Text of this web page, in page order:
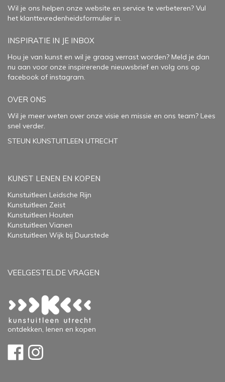
Wil je ons helpen onze website en service te verbeteren? Vul
het klanttevredenheidsformulier in.
INSPIRATIE IN JE INBOX
Hou je van kunst en wil je graag verrast worden? Meld je dan
nu aan voor onze inspirerende nieuwsbrief en volg ons op
facebook of instagram.
OVER ONS
Wil je meer weten over onze visie en missie en ons team? Lees
snel verder.
STEUN KUNSTUITLEEN UTRECHT
KUNST LENEN EN KOPEN
Kunstuitleen Leidsche Rijn
Kunstuitleen Zeist
Kunstuitleen Houten
Kunstuitleen Vianen
Kunstuitleen Wijk bij Duurstede
VEELGESTELDE VRAGEN
ontdekken, lenen en kopen